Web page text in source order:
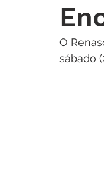
O
sábado